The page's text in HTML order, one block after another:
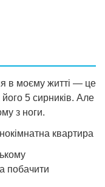
в моєму житті — це
5 сирників. Але
з ноги.
квартира
побачити